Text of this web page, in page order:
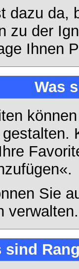
dazu da,
zu der
Ihnen
Was
Sie
verwalten.
sind